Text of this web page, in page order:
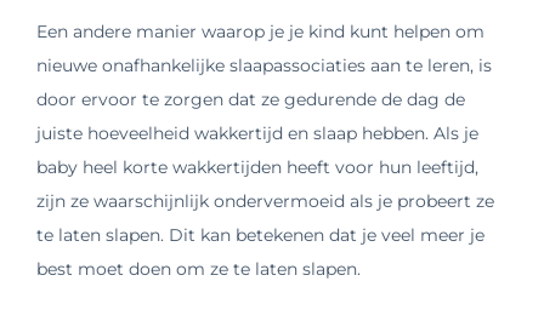
Een andere manier waarop je je kind kunt helpen om
nieuwe onafhankelijke slaapassociaties aan te leren, is
door ervoor te zorgen dat ze gedurende de dag de
juiste hoeveelheid wakkertijd en slaap hebben. Als je
baby heel korte wakkertijden heeft voor hun leeftijd,
zijn ze waarschijnlijk ondervermoeid als je probeert ze
te laten slapen. Dit kan betekenen dat je veel meer je
best moet doen om ze te laten slapen.